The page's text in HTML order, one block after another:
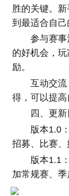
胜的关键。
到最适合自己
参与赛
的好机会，
励。
互动交
得，可以提高
四、更
版本1.0
招募、比赛、
版本1.1
加常规赛、季